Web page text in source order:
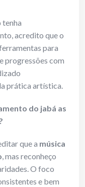
tenha
acredito que o
para
progressões com
prática artística.
do jabá as
que a música
, mas reconheço
O foco
e bem